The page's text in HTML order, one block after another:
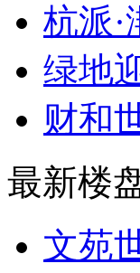
杭派·
绿地
财和
最新楼
文苑